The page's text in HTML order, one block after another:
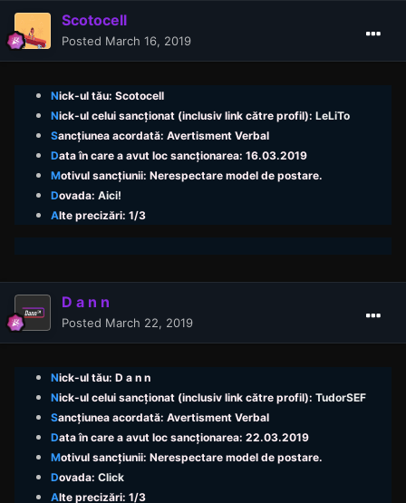
Scotocell
Posted March 16, 2019
Nick-ul tău: Scotocell
Nick-ul celui sancționat (inclusiv link către profil): LeLiTo
Sancțiunea acordată: Avertisment Verbal
Data în care a avut loc sancționarea: 16.03.2019
Motivul sancțiunii: Nerespectare model de postare.
Dovada: Aici!
Alte precizări: 1/3
D a n n
Posted March 22, 2019
Nick-ul tău: D a n n
Nick-ul celui sancționat (inclusiv link către profil): TudorSEF
Sancțiunea acordată: Avertisment Verbal
Data în care a avut loc sancționarea: 22.03.2019
Motivul sancțiunii: Nerespectare model de postare.
Dovada: Click
Alte precizări: 1/3